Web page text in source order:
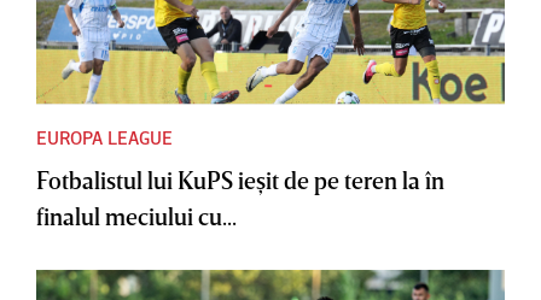
EUROPA LEAGUE
Fotbalistul lui KuPS ieşit de pe teren la în
finalul meciului cu...